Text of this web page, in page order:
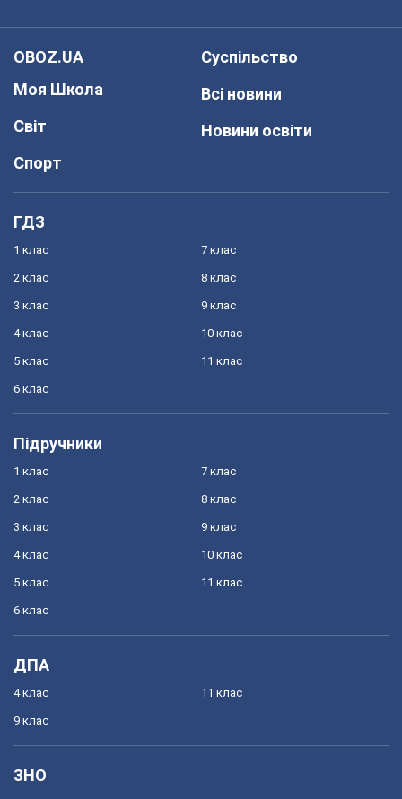
OBOZ.UA
Моя Школа
Світ
Спорт
Суспільство
Всі новини
Новини освіти
ГДЗ
1 клас
2 клас
3 клас
4 клас
5 клас
6 клас
7 клас
8 клас
9 клас
10 клас
11 клас
Підручники
1 клас
2 клас
3 клас
4 клас
5 клас
6 клас
7 клас
8 клас
9 клас
10 клас
11 клас
ДПА
4 клас
9 клас
11 клас
ЗНО